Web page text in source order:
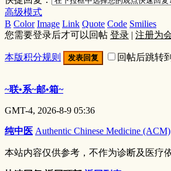
高级模式
B Color Image Link Quote Code Smilies
您需要登录后才可以回帖 登录 | 注册为
本版积分规则 发表回复 回帖后跳转
~联•系~邮•箱~
GMT-4, 2026-8-9 05:36
纯中医 Authentic Chinese Medicine (ACM)
本站内容仅供参考，不作为诊断及医疗